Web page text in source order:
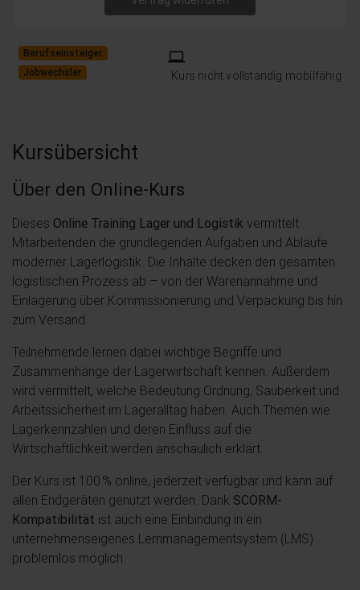
Berufseinsteiger
Jobwechsler
laptop
Kurs nicht vollständig mobilfähig
Kursübersicht
Über den Online-Kurs
Dieses Online Training Lager und Logistik vermittelt
Mitarbeitenden die grundlegenden Aufgaben und Abläufe
moderner Lagerlogistik. Die Inhalte decken den gesamten
logistischen Prozess ab – von der Warenannahme und
Einlagerung über Kommissionierung und Verpackung bis hin
zum Versand.
Teilnehmende lernen dabei wichtige Begriffe und
Zusammenhänge der Lagerwirtschaft kennen. Außerdem
wird vermittelt, welche Bedeutung Ordnung, Sauberkeit und
Arbeitssicherheit im Lageralltag haben. Auch Themen wie
Lagerkennzahlen und deren Einfluss auf die
Wirtschaftlichkeit werden anschaulich erklärt.
Der Kurs ist 100 % online, jederzeit verfügbar und kann auf
allen Endgeräten genutzt werden. Dank SCORM-
Kompatibilität ist auch eine Einbindung in ein
unternehmenseigenes Lernmanagementsystem (LMS)
problemlos möglich.